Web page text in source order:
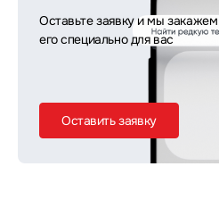
Оставьте заявку и мы закажем
его специально для вас
Оставить заявку